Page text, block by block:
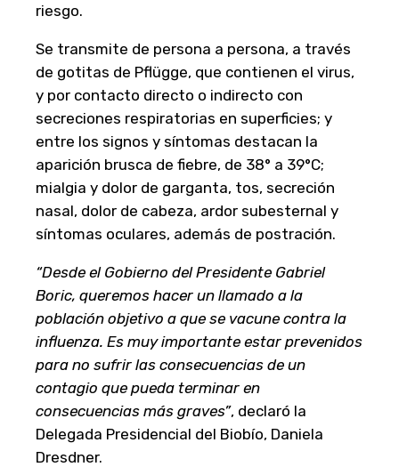
riesgo.
Se transmite de persona a persona, a través
de gotitas de Pflügge, que contienen el virus,
y por contacto directo o indirecto con
secreciones respiratorias en superficies; y
entre los signos y síntomas destacan la
aparición brusca de fiebre, de 38° a 39°C;
mialgia y dolor de garganta, tos, secreción
nasal, dolor de cabeza, ardor subesternal y
síntomas oculares, además de postración.
“Desde el Gobierno del Presidente Gabriel
Boric, queremos hacer un llamado a la
población objetivo a que se vacune contra la
influenza. Es muy importante estar prevenidos
para no sufrir las consecuencias de un
contagio que pueda terminar en
consecuencias más graves”, declaró la
Delegada Presidencial del Biobío, Daniela
Dresdner.